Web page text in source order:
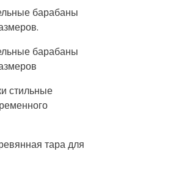
барабаны
барабаны
стильные
тара для